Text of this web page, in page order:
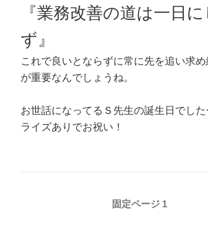
『業務改善の道は一日
ず』
これで良いとならずに常に先を追い求
が重要なんでしょうね。
お世話になってるＳ先生の誕生日でし
ライズありでお祝い！
固定ページ 1